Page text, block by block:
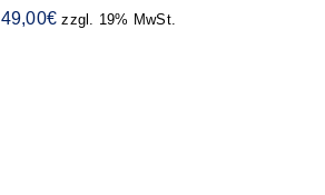
49,00€ zzgl. 19% MwSt.